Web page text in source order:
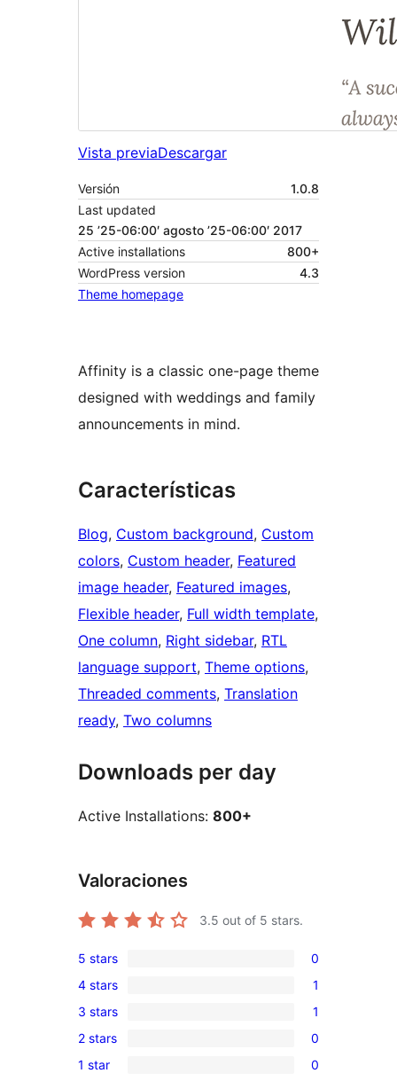
Vista previaDescargar
Versión
1.0.8
Last updated
25 ’25-06:00′ agosto ’25-06:00′ 2017
Active installations
800+
WordPress version
4.3
Theme homepage
Affinity is a classic one-page theme
designed with weddings and family
announcements in mind.
Características
Blog, Custom background, Custom
colors, Custom header, Featured
image header, Featured images
Flexible header, Full width template
One column, Right sidebar, RTL
language support, Theme options
Threaded comments, Translation
ready, Two columns
Downloads per day
Active Installations: 800+
Valoraciones
3.5 out of 5 stars.
0
5-
star
reviews
5 stars 0
1
4-
star
review
4 stars 1
1
3-
star
3 stars 1
0
2-
2 stars 0
0
1 star 0